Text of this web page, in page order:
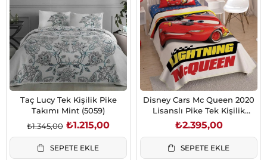
%10İndirim
Taç Lucy Tek Kişilik Pike
Takımı Mint (5059)
₺1.215,00
₺1.345,00
SEPETE EKLE
Disney Cars Mc Queen 2020
Lisanslı Pike Tek Kişilik
(5420)
₺2.395,00
SEPETE EKLE